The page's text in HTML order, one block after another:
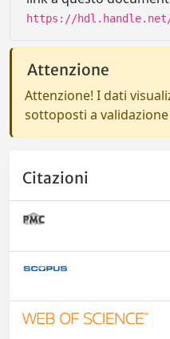
https://hdl.handle.net/
Attenzione
Attenzione! I dati
sottoposti a
Citazioni